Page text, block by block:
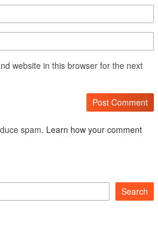
website in this browser for the next
spam. Learn how your comment
Search